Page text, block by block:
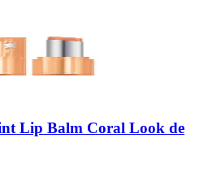
Lip Balm Coral Look de